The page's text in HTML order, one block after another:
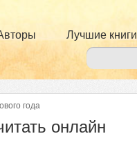
Лучшие книги
года
онлайн